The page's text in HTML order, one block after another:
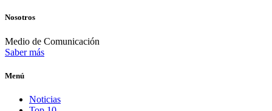
Nosotros
Medio de Comunicación
Saber más
Menú
Noticias